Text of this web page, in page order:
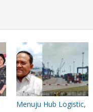
Menuju Hub Logistic,